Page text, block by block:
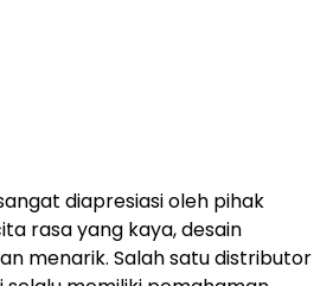
diapresiasi oleh pihak
rasa yang kaya, desain
menarik. Salah satu distributor